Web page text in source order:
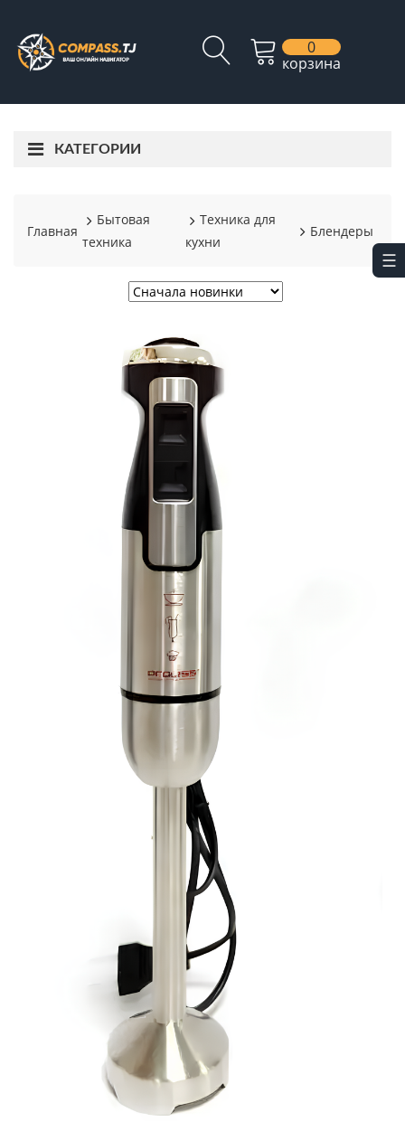
0
корзина
КАТЕГОРИИ
Главная
Бытовая
техника
Техника для
кухни
Блендеры